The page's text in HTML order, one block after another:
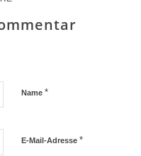
Name *
E-Mail-Adresse *